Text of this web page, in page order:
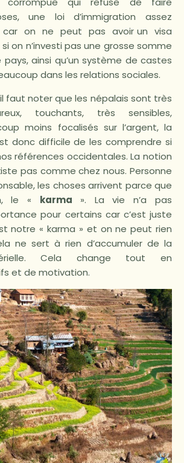
une loi d’immigration assez
car on ne peut pas avoir un visa
on n’investi pas une grosse somme
pays, ainsi qu’un système de castes
dans les relations sociales.
faut noter que les népalais sont très
touchants, très sensibles,
moins focalisés sur l’argent, la
donc difficile de les comprendre si
références occidentales. La notion
pas comme chez nous. Personne
les choses arrivent parce que
le « karma ». La vie n’a pas
pour certains car c’est juste
notre « karma » et on ne peut rien
ne sert à rien d’accumuler de la
Cela change tout en
et de motivation.